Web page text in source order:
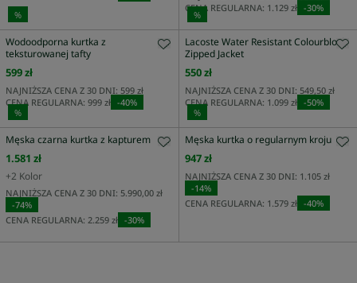
CENA REGULARNA: 1.129 zł -30%
%
Wodoodporna kurtka z
teksturowanej tafty
599 zł
NAJNIŻSZA CENA Z 30 DNI: 599 zł
CENA REGULARNA: 999 zł -40%
%
Lacoste Water Resistant Colourblock
Zipped Jacket
550 zł
NAJNIŻSZA CENA Z 30 DNI: 549,50 zł
CENA REGULARNA: 1.099 zł -50%
%
Męska czarna kurtka z kapturem
1.581 zł
+2 Kolor
NAJNIŻSZA CENA Z 30 DNI: 5.990,00 zł
-74%
CENA REGULARNA: 2.259 zł -30%
%
Męska kurtka o regularnym kroju
947 zł
NAJNIŻSZA CENA Z 30 DNI: 1.105 zł
-14%
CENA REGULARNA: 1.579 zł -40%